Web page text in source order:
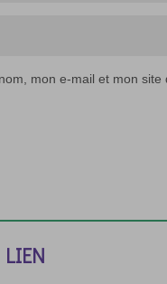
mon e-mail et mon